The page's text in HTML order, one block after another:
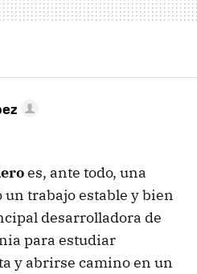
es, ante todo, una
trabajo estable y bien
desarrolladora de
para estudiar
y abrirse camino en un